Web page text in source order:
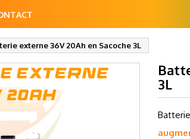
externe 36V 20Ah en Sacoche 3L
3L